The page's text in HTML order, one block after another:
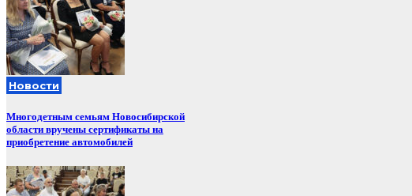
Новости
Многодетным семьям Новосибирской
области вручены сертификаты на
приобретение автомобилей